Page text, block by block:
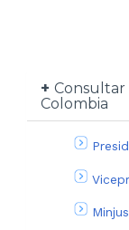
Consultar
Colombia